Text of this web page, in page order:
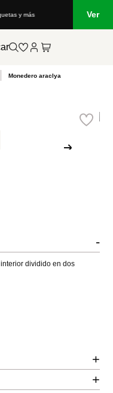
y más Ver
Monedero araclya
-
dividido en dos
+
+